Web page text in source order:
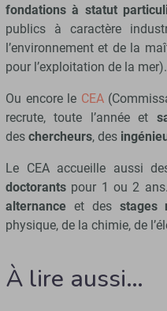
fondations à statut
publics à caractère
l’environnement et de la
pour l’exploitation de la mer).
Ou encore le CEA
recrute, toute l’année et
des chercheurs, des
Le CEA accueille aussi
doctorants pour 1 ou 2
alternance et des stages
physique, de la chimie, de
À lire aussi…